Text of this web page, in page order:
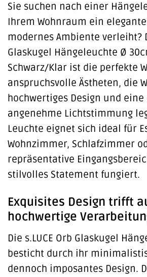
Sie suchen nach einer
Ihrem Wohnraum ein
modernes Ambiente verleiht?
Glaskugel Hängeleuchte Ø
Schwarz/Klar ist die perfekte
anspruchsvolle Ästheten, die
hochwertiges Design und eine
angenehme Lichtstimmung
Leuchte eignet sich ideal für
Wohnzimmer, Schlafzimmer
repräsentative
stilvolles Statement fungiert.
Exquisites Design trifft
hochwertige
Die s.LUCE Orb Glaskugel
besticht durch ihr
dennoch imposantes Design.